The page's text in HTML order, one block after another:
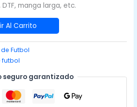
manga larga, etc.
Al Carrito
Futbol
futbol
seguro garantizado